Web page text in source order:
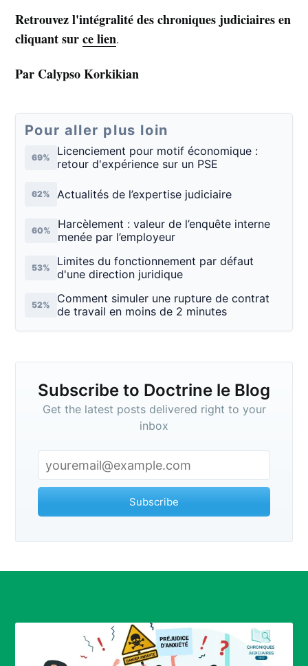
Retrouvez l'intégralité des chroniques judiciaires en
cliquant sur ce lien.
Par Calypso Korkikian
Pour aller plus loin
69%
Licenciement pour motif économique :
retour d'expérience sur un PSE
62% Actualités de l’expertise judiciaire
60%
Harcèlement : valeur de l’enquête interne
menée par l’employeur
53%
Limites du fonctionnement par défaut
d'une direction juridique
52%
Comment simuler une rupture de contrat
de travail en moins de 2 minutes
Subscribe to Doctrine le Blog
Get the latest posts delivered right to your
inbox
Subscribe